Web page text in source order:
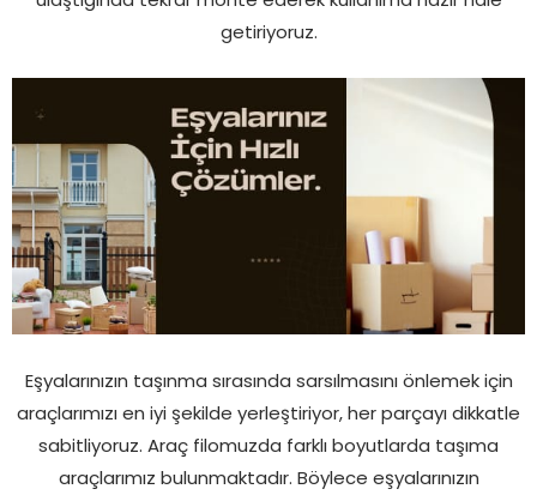
getiriyoruz.
Eşyalarınızın taşınma sırasında sarsılmasını önlemek için
araçlarımızı en iyi şekilde yerleştiriyor, her parçayı dikkatle
sabitliyoruz. Araç filomuzda farklı boyutlarda taşıma
araçlarımız bulunmaktadır. Böylece eşyalarınızın